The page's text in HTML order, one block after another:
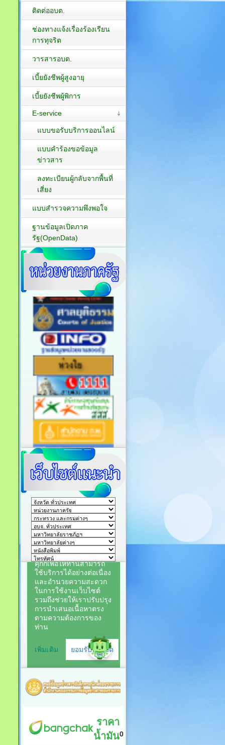
ติดต่ออบต.
ช่องทางแจ้งเรื่องร้องเรียน
การทุจริต
วารสารอบต.
เบี้ยยังชีพผู้สูงอายุ
เบี้ยยังชีพผู้พิการ
E-service
แบบขอรับบริการออนไลน์
แบบคำร้องขอข้อมูล
ข่าวสาร
ลงทะเบียนผู้กลับจากพื้นที่
เสี่ยง
แบบสำรวจความพึงพอใจ
ฐานข้อมูลเปิดภาค
รัฐ(OpenData)